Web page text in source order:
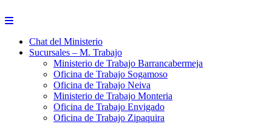
al
Chat del Ministerio
Sucursales – M. Trabajo
Ministerio de Trabajo Barrancabermeja
Oficina de Trabajo Sogamoso
Oficina de Trabajo Neiva
Ministerio de Trabajo Monteria
Oficina de Trabajo Envigado
Oficina de Trabajo Zipaquira